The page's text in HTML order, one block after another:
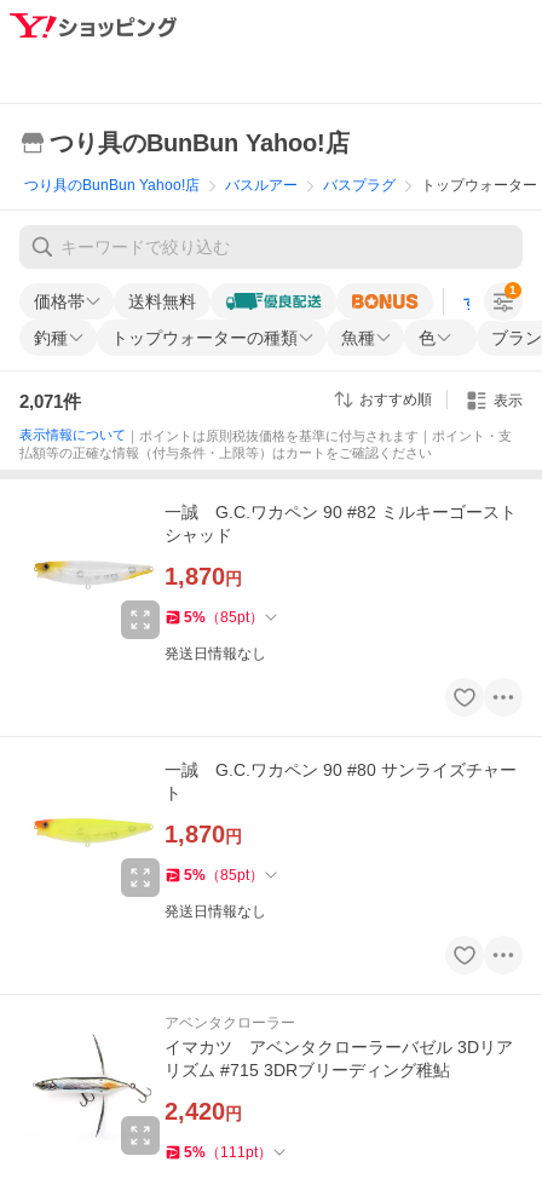
つり具のBunBun Yahoo!店
つり具のBunBun Yahoo!店 バスルアー バスプラグ トップウォーター
価格帯 送料無料 すべての条
釣種 トップウォーターの種類 魚種 色 ブラ
1
2,071件 おすすめ順 表示
表示情報について ｜ポイントは原則税抜価格を基準に付与されます｜ポイント・支
払額等の正確な情報（付与条件・上限等）はカートをご確認ください
一誠 G.C.ワカペン 90 #82 ミルキーゴースト
シャッド
1,870円
5% （85pt）
発送日情報なし
一誠 G.C.ワカペン 90 #80 サンライズチャー
ト
1,870円
5% （85pt）
発送日情報なし
アベンタクローラー
イマカツ アベンタクローラーバゼル 3Dリア
リズム #715 3DRブリーディング稚鮎
2,420円
5% （ 111pt）